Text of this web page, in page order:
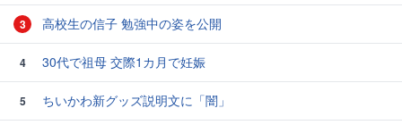
3 高校生の信子 勉強中の姿を公開
4 30代で祖母 交際1カ月で妊娠
5
ちいかわ新グッズ説明文に「闇」